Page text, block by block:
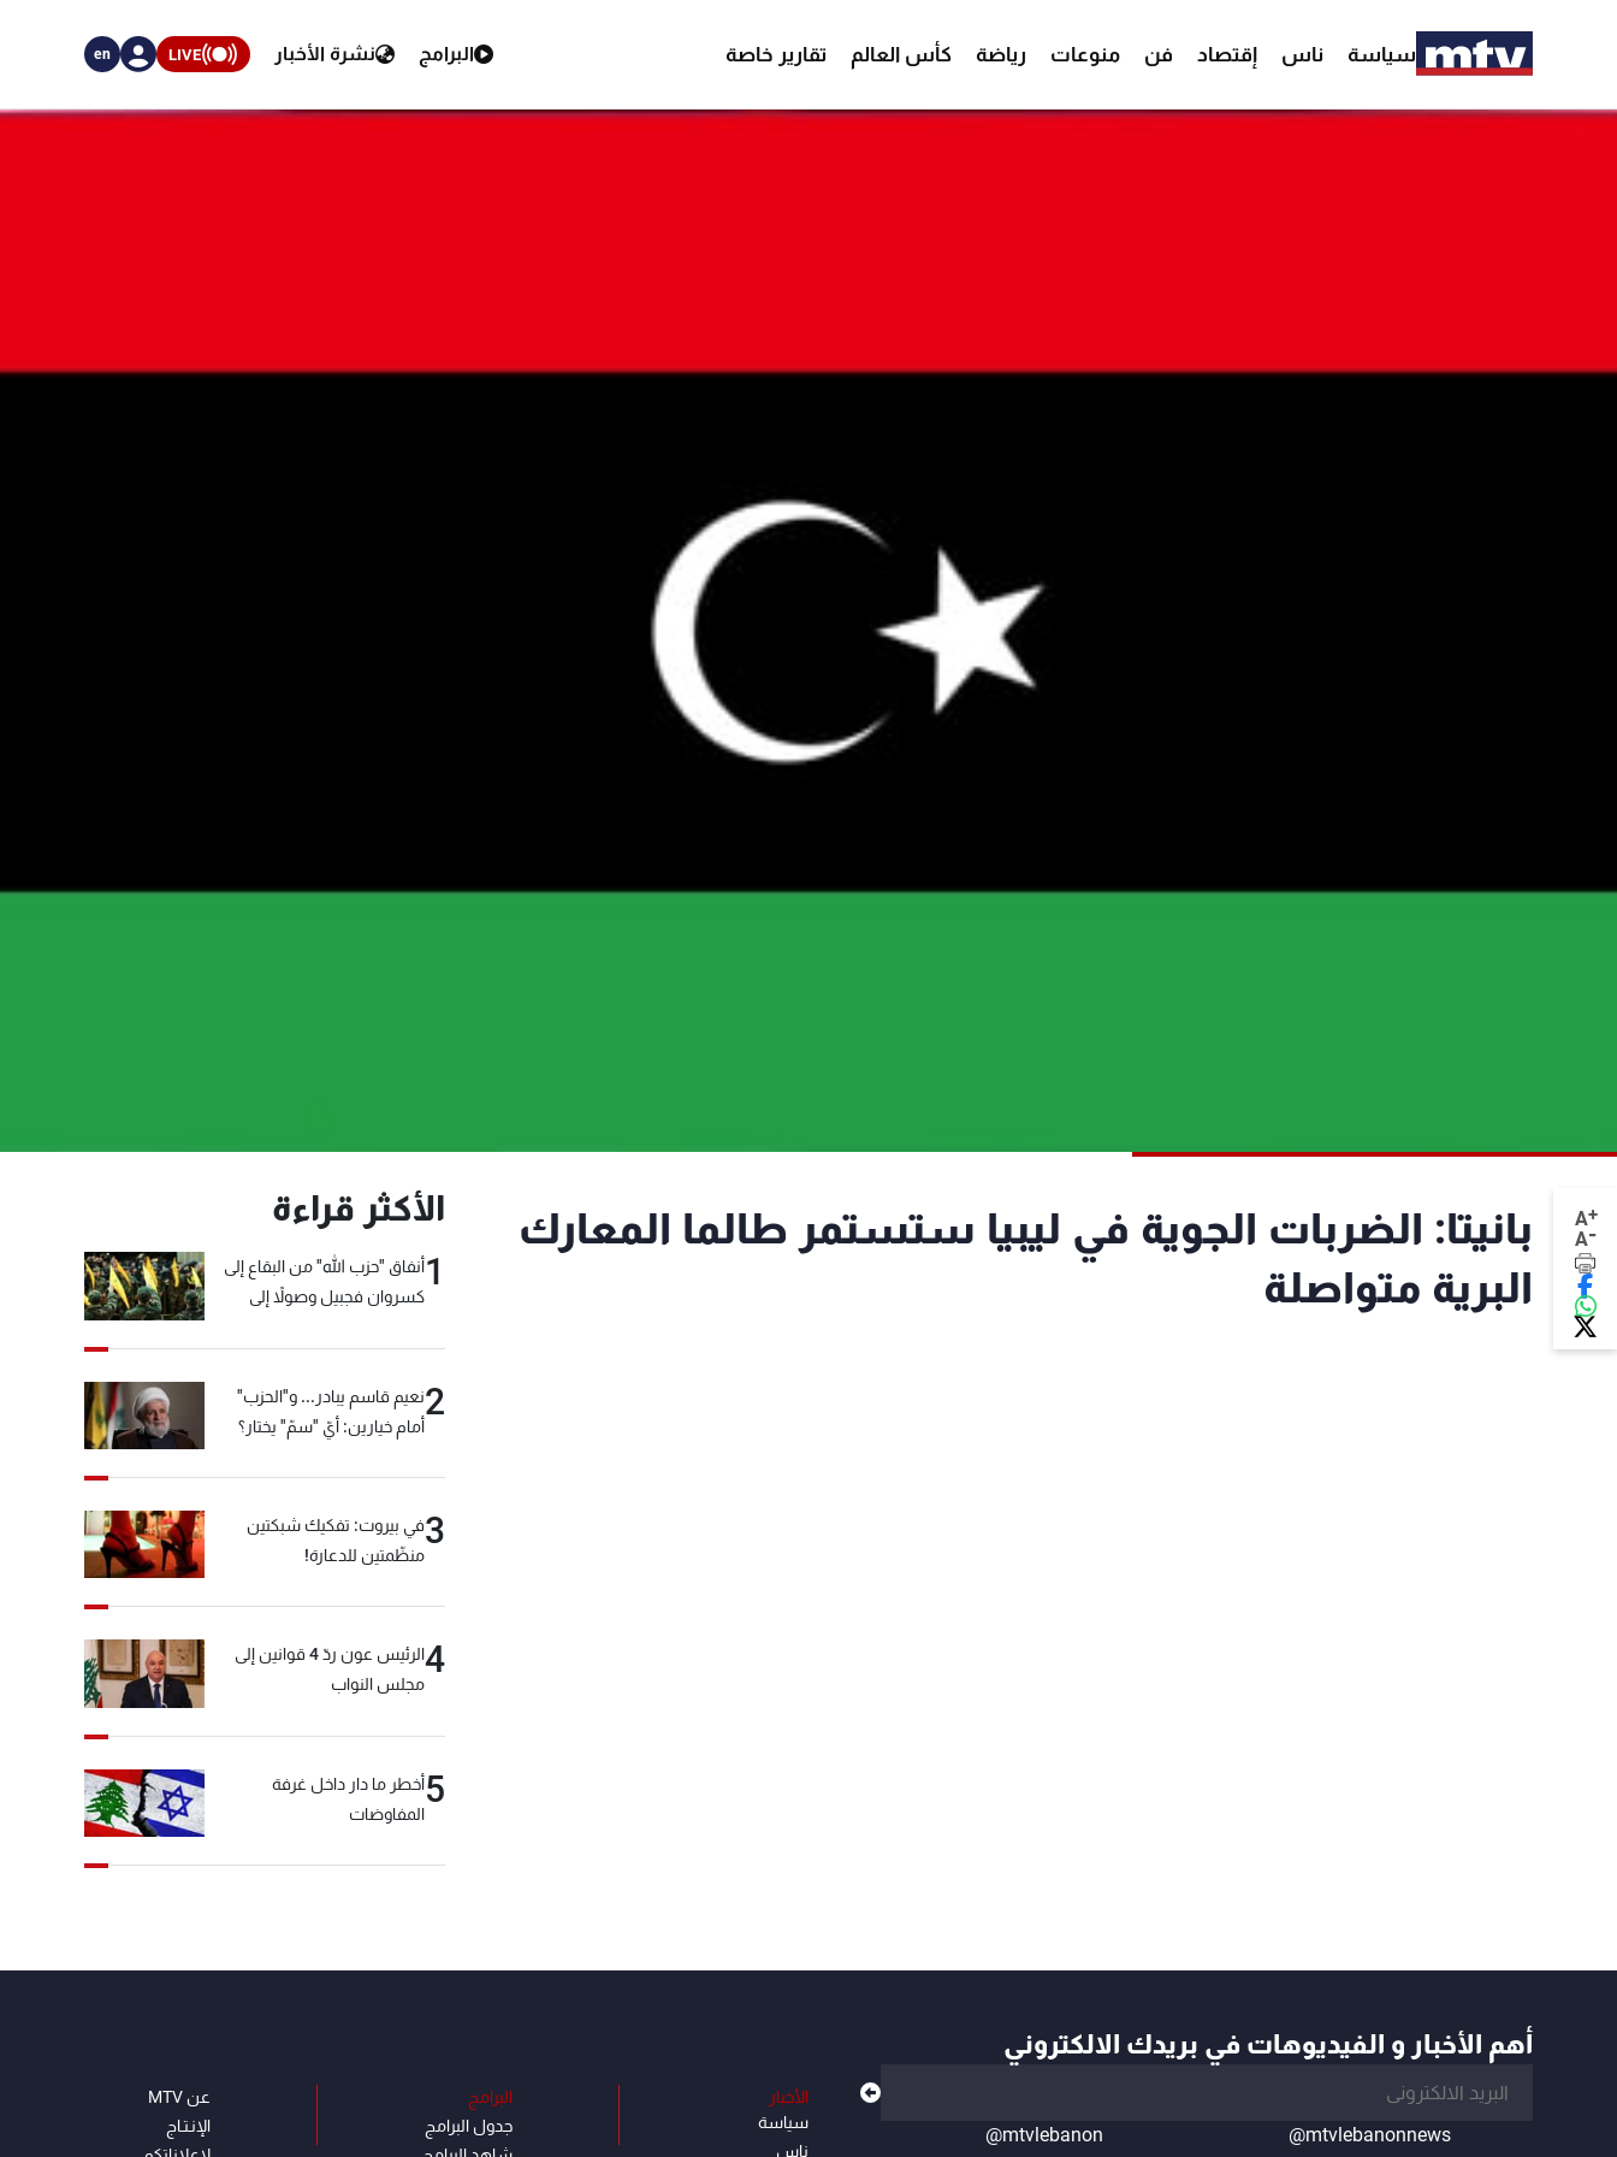
سياسة ناس إقتصاد فن منوعات رياضة كأس العالم تقارير خاصة البرامج نشرة الأخبار LIVE
en
A+
A-
بانيتا: الضربات الجوية في ليبيا ستستمر طالما المعارك
البرية متواصلة
الأكثر قراءة
1أنفاق "حزب الله" من البقاع إلى
كسروان فجبيل وصولاً إلى
2نعيم قاسم يبادر... و"الحزب"
أمام خيارين: أيّ "سمّ" يختار؟
3في بيروت: تفكيك شبكتين
منظّمتين للدعارة!
4
الرئيس عون ردّ 4 قوانين إلى
مجلس النواب
5أخطر ما دار داخل غرفة
المفاوضات
أهم الأخبار و الفيديوهات في بريدك الالكتروني
@mtvlebanonnews
@mtvlebanon
الأخبار
سياسة
ناس
البرامج
جدول البرامج
عن MTV
الإنـتـاج